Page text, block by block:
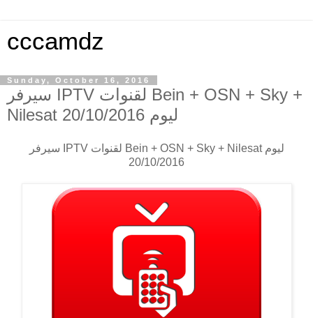
cccamdz
Sunday, October 16, 2016
سيرفر IPTV لقنوات Bein + OSN + Sky +
Nilesat ليوم 20/10/2016
سيرفر IPTV لقنوات Bein + OSN + Sky + Nilesat ليوم
20/10/2016